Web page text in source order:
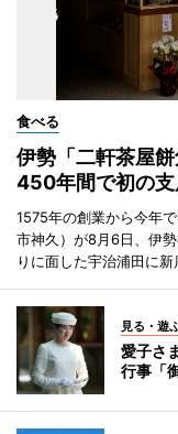
食べる
伊勢「二軒茶屋
450年間で初の支
1575年の創業から今年
市神久）が8月6日、伊
りに面した宇治浦田に新
見る・遊
愛子さ
行事「